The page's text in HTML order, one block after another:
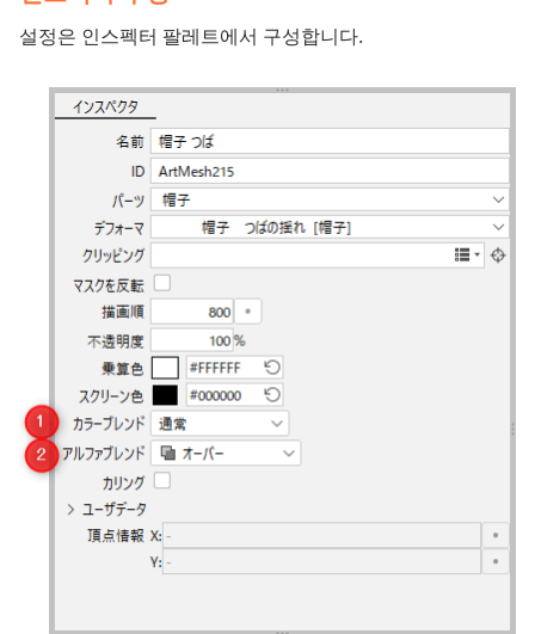
설정은 인스펙터 팔레트에서 구성합니다.